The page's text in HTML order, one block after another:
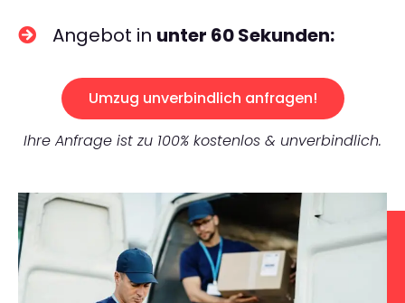
Angebot in unter 60 Sekunden:
Umzug unverbindlich anfragen!
Ihre Anfrage ist zu 100% kostenlos & unverbindlich.